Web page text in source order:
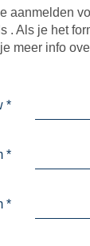
aanmelden
. Als je het
meer info
*
*
*